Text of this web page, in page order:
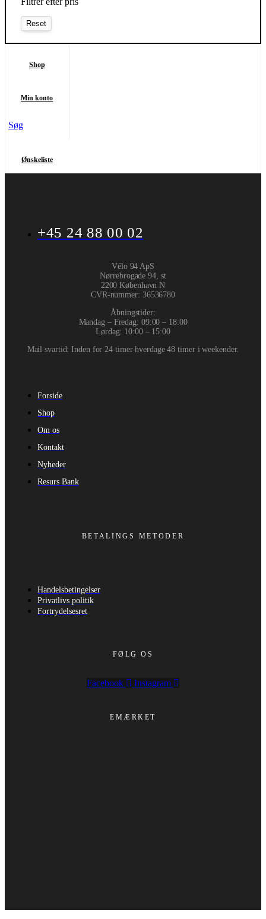
Shop
Min konto
Søg
Ønskeliste
+45 24 88 00 02
Vélo 94 ApS
Nørrebrogade 94, st
2200 København N
CVR-nummer: 36536780
Åbningstider:
Mandag – Fredag: 09:00 – 18:00
Lørdag: 10:00 – 15:00
Mail svartid: Inden for 24 timer hverdage 48 timer i weekender.
Forside
Shop
Om os
Kontakt
Nyheder
Resurs Bank
BETALINGS METODER
Handelsbetingelser
Privatlivs politik
Fortrydelsesret
FØLG OS
Facebook Instagram
EMÆRKET